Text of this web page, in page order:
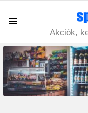
Akciók,
LATEST
STORIES